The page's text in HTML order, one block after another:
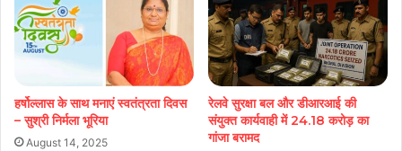
हर्षोल्लास के साथ मनाएं स्वतंत्रता दिवस
– सुश्री निर्मला भूरिया
August 14, 2025
रेलवे सुरक्षा बल और डीआरआई की
संयुक्त कार्यवाही में 24.18 करोड़ का
गांजा बरामद